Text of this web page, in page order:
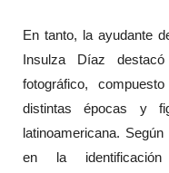
En tanto, la ayudante
Insulza Díaz
fotográfico,
distintas épocas y
latinoamericana.
en la identificación